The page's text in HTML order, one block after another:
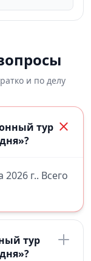
и по делу
тур
г.. Всего
тур